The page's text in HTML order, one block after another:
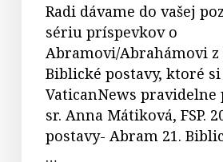
Radi dávame do vašej
sériu príspevkov o
Abramovi/Abrahámovi
Biblické postavy, ktoré
VaticanNews
sr. Anna Mátiková, FSP.
postavy- Abram 21.
…